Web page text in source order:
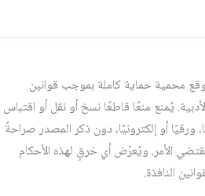
محمية حماية كاملة بموجب قوانين
يُمنع منعًا قاطعًا نسخ أو نقل أو اقتباس
ورقيًا أو إلكترونيًا، دون ذكر المصدر صراحةً
الأمر. ويُعرّض أي خرقٍ لهذه الأحكام
النافذة.